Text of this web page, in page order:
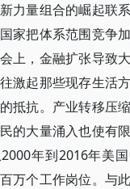
力量组合的崛起联
家把体系范围竞争
上，金融扩张导致
激起那些现存生活
抵抗。产业转移压
的大量涌入也使有
年到2016年美
万个工作岗位。与